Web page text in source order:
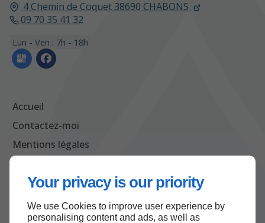
Your privacy is our priority
We use Cookies to improve user experience by
personalising content and ads, as well as
4 Chemin de Coquet 38690 CHABONS
09 70 35 41 32
Lun - Ven : 7h - 18h
Accueil
Contactez-moi
Mentions légales
Haut de page